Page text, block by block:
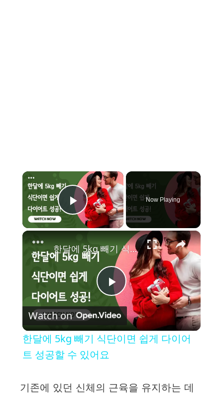
×
Play Video
Now Playing
×
P
l
y
한달에 5kg 빼기 식단이면 쉽게 다이어트 성공할 수 있어요
Watch on
한달에 5kg 빼기 식단이면 쉽게 다이어
트 성공할 수 있어요
기존에 있던 신체의 근육을 유지하는 데